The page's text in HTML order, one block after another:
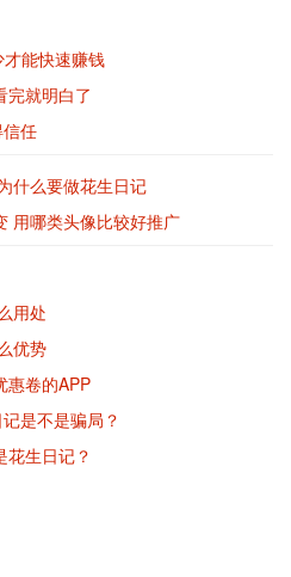
能快速赚钱
完就明白了
任
什么要做花生日记
用哪类头像比较好推广
用处
优势
惠卷的APP
是不是骗局？
花生日记？